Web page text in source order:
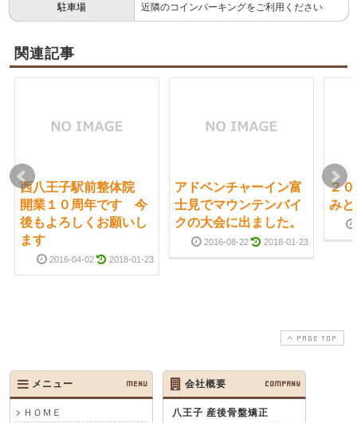
駐車場 近隣のコインパーキングをご利用ください
関連記事
西八王子駅前整体院
開業１０周年です 今
後もよろしくお願いし
ます
2016-04-02 2018-01-23
アドベンチャーイン富
士見でマウンテンバイ
クの大会に出ました。
2016-08-22 2018-01-23
２
み
PAGE TOP
メニュー MENU
ＨＯＭＥ
会社概要 COMPANY
八王子 産後骨盤矯正